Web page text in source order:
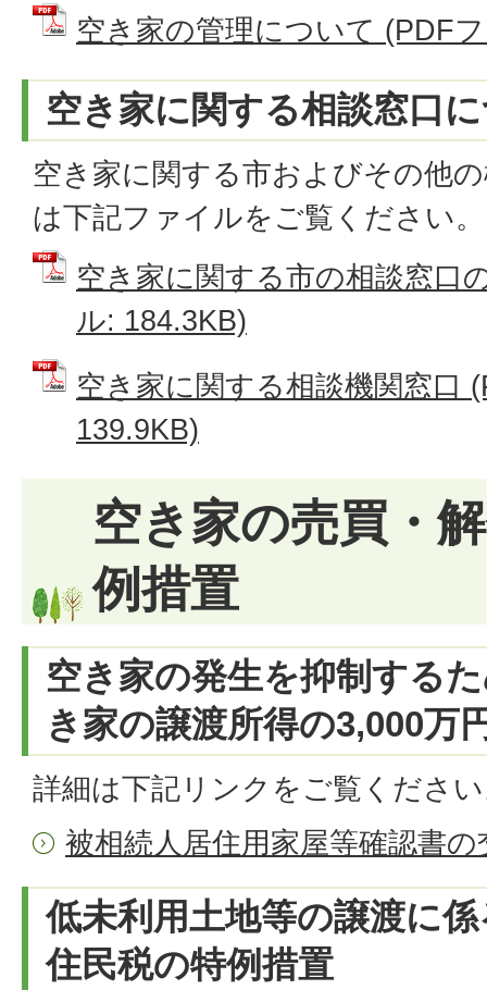
空き家の管理について (PDF
空き家に関する相談窓口
空き家に関する市およびその他
は下記ファイルをご覧ください。
空き家に関する市の相談窓口
ル: 184.3KB)
空き家に関する相談機関窓口
139.9KB)
空き家の売買・
例措置
空き家の発生を抑制する
き家の譲渡所得の3,000万
詳細は下記リンクをご覧くださ
被相続人居住用家屋等確認書
低未利用土地等の譲渡に
住民税の特例措置